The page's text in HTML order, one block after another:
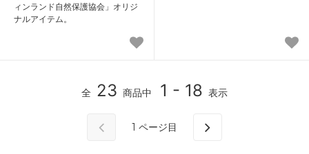
ィンランド自然保護協会」オリジ
ナルアイテム。
全 23 商品中 1 - 18 表示
1 ページ目